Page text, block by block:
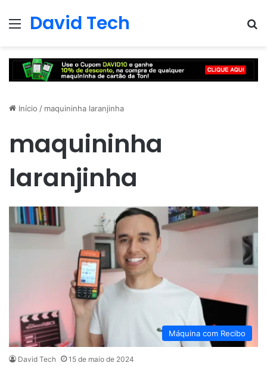
Menu
David Tech
Início / maquininha laranjinha
maquininha
laranjinha
Máquina com Recibo
David Tech 15 de maio de 2024